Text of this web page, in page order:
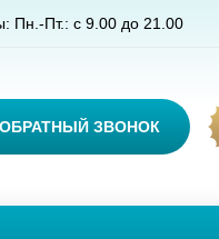
Пн.-Пт.: с 9.00 до 21.00
ОБРАТНЫЙ ЗВОНОК